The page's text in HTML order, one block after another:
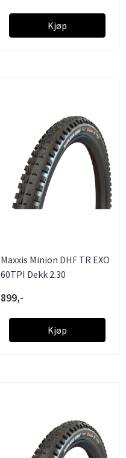
Kjøp
Maxxis Minion DHF TR EXO
60TPI Dekk 2.30
899,-
Kjøp